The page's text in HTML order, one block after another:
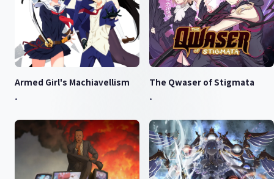
Armed Girl's Machiavellism
•
The Qwaser of Stigmata
•